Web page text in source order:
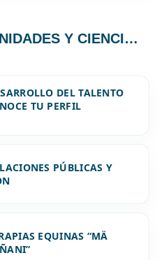
FACULTAD DE HUMANIDADES Y CIENCIAS DE LA EDUCACIÓN
DEL TALENTO
TU PERFIL
PÚBLICAS Y
EQUINAS “MÄ